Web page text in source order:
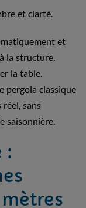
et clarté.
et
la structure.
la table.
pergola classique
sans
saisonnière.
: